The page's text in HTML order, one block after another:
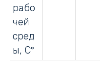
рабо
чей
сред
ы, С°